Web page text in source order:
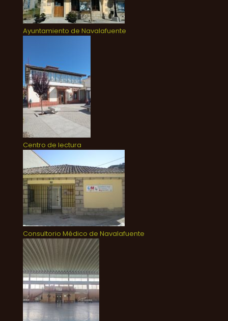
Ayuntamiento de Navalafuente
Centro de lectura
Consultorio Médico de Navalafuente